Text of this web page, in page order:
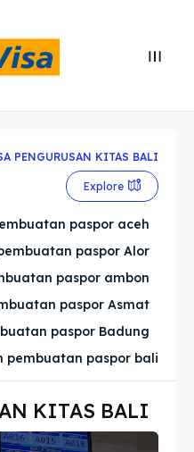
Cari
Cari
PENGURUSAN KITAS BALI
Explore
paspor aceh
paspor Alor
paspor ambon
paspor Asmat
paspor Badung
pembuatan paspor bali
KITAS BALI